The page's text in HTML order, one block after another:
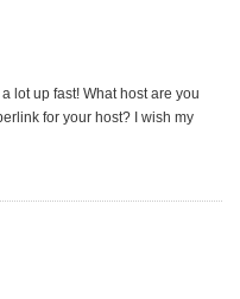
lot up fast! What host are you
for your host? I wish my